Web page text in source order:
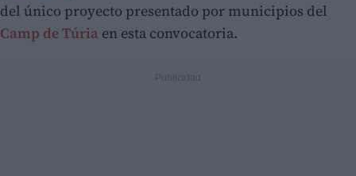
del único proyecto presentado por municipios del
Camp de Túria en esta convocatoria.